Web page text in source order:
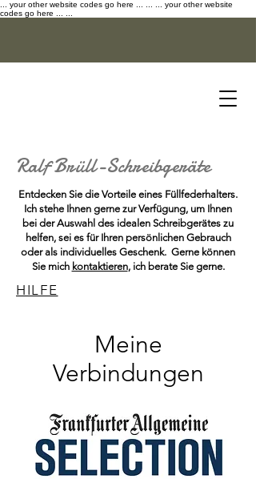
... your other website codes go here ... ...
... your other website
codes go here ... ...
Ralf Brüll-Schreibgeräte
HILFE
Entdecken Sie die Vorteile eines Füllfederhalters.
Ich stehe Ihnen gerne zur Verfügung, um Ihnen
bei der Auswahl des idealen Schreibgerätes zu
helfen, sei es für Ihren persönlichen Gebrauch
oder als individuelles Geschenk. Gerne können
Sie mich kontaktieren, ich berate Sie gerne.
Meine
Verbindungen